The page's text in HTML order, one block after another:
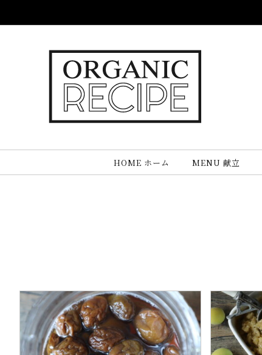
to
HOME ホーム MENU 献立